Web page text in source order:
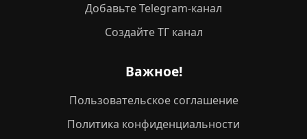
Добавьте Telegram-канал
Создайте ТГ канал
Важное!
Пользовательское соглашение
Политика конфиденциальности